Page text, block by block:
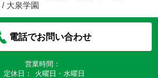
/ 大泉学園
電話でお問い合わせ
営業時間：
定休日：
火曜日・水曜日